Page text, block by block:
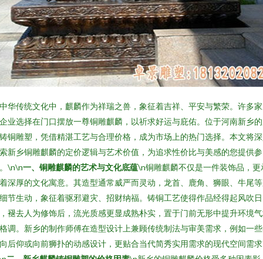
华传统文化中，麒麟作为祥瑞之兽，象征着吉祥、平安与繁荣。许多
业选择在门口摆放一尊铜雕麒麟，以祈求好运与庇佑。位于河南新乡
铜雕塑，凭借精湛工艺与合理价格，成为市场上的热门选择。本文将
新乡铜雕麒麟的定价逻辑与艺术价值，为追求性价比与美感的您提供参
\n\n一、铜雕麒麟的艺术与文化底蕴\n铜雕麒麟不仅是一件装饰品，更
深厚的文化寓意。其造型通常威严而灵动，龙首、鹿角、狮眼、牛尾
节生动，象征着驱邪避灾、招财纳福。铸铜工艺使得作品经得起风吹日
褪去人为修饰后，流光质感更显成熟朴实，置于门前无形中提升环境
调。新乡的制作师傅在造型设计上兼顾传统制法与审美需求，例如一
后仰或向前狮扑的动感设计，更贴合当代简秀实用需求的现代空间需